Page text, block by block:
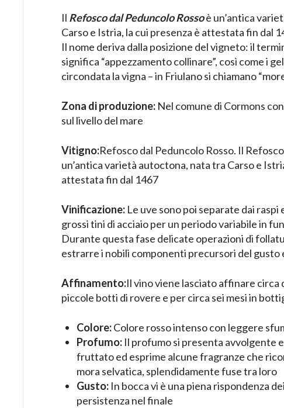
Il Refosco dal Peduncolo Rossoè un’antica
Carso e Istria, la cui presenza è attestata fin dal
Il nome deriva dalla posizione del vigneto: il
significa “appezzamento collinare”, così come i
circondata la vigna – in Friulano si chiamano
Zona diproduzione: Nel comune di Cormons
sul livello del mare
Vitigno:Refosco dal Peduncolo Rosso. Il
un’antica varietà autoctona, nata tra Carso e
attestata fin dal 1467
Vinificazione: Le uve sono poi separate dai raspi
grossi tini di acciaio per un periodo variabile in
Durante questa fase delicate operazioni di
estrarre i nobili componenti precursori del gusto
Affinamento:Il vino viene lasciato affinare circa
piccole botti di rovere e per circa sei mesi in
Colore:Colore rosso intenso con leggere
Profumo:Il profumo si presenta avvolgente
fruttato ed esprime alcune fragranze che
mora selvatica, splendidamente fuse tra loro
Gusto: In bocca vi è una piena rispondenza
persistenza nel finale